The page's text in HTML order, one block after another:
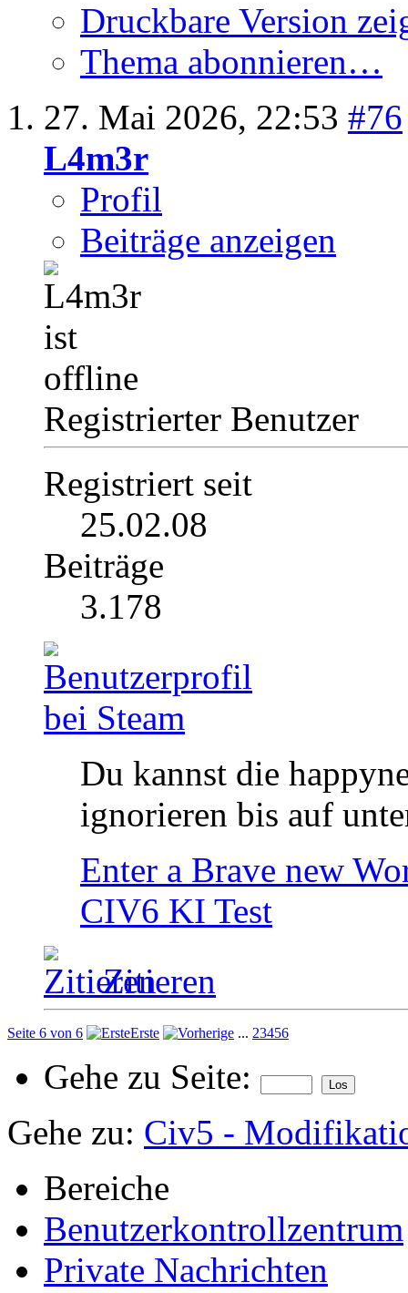
Druckbare Version
Thema abonnieren…
27. Mai 2026, 22:53 #76
L4m3r
Profil
Beiträge anzeigen
Registrierter Benutzer
Registriert seit
25.02.08
Beiträge
3.178
Du kannst die
ignorieren bis auf
Enter a Brave new
CIV6 KI Test
Zitieren
Seite 6 von 6 Erste ... 23456
Gehe zu Seite:
Gehe zu: Civ5 -
Bereiche
Benutzerkontrollzentrum
Private Nachrichten